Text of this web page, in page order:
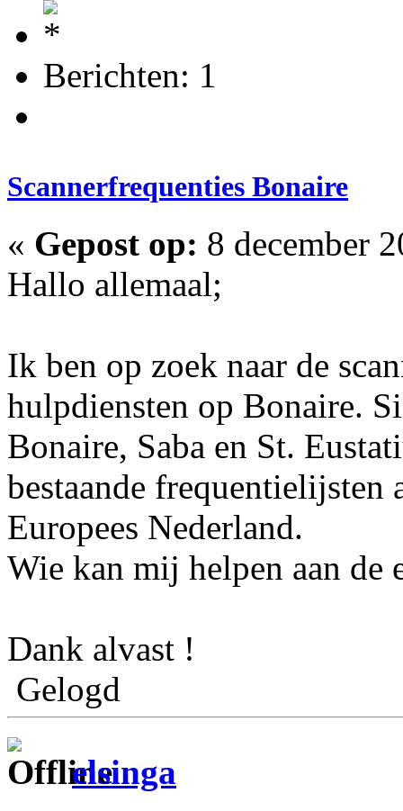
Berichten: 1
Scannerfrequenties Bonaire
« Gepost op: 8 december
Hallo allemaal;
Ik ben op zoek naar de
hulpdiensten op Bonaire.
Bonaire, Saba en St.
bestaande
Europees Nederland.
Wie kan mij helpen aan de
Dank alvast !
Gelogd
elsinga